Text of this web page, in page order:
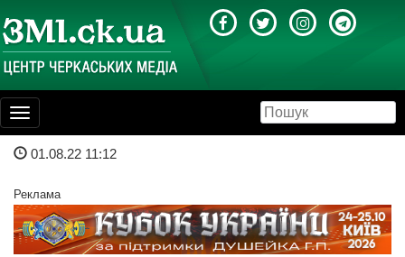
Toggle
navigation
01.08.22 11:12
Реклама